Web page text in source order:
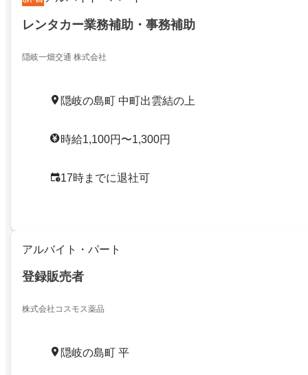
レンタカー業務補助・事務補助
隠岐一畑交通 株式会社
隠岐の島町 中町出雲結の上
時給1,100円〜1,300円
17時までに退社可
アルバイト・パート
登録販売者
株式会社コスモス薬品
隠岐の島町 平